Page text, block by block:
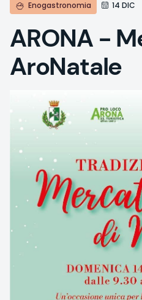
Enogastronomia
14 DIC
ARONA -
AroNatale